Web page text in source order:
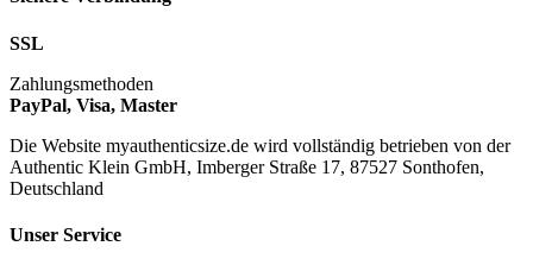
SSL
Zahlungsmethoden
PayPal, Visa, Master
Die Website myauthenticsize.de wird vollständig betrieben von der
Authentic Klein GmbH, Imberger Straße 17, 87527 Sonthofen,
Deutschland
Unser Service